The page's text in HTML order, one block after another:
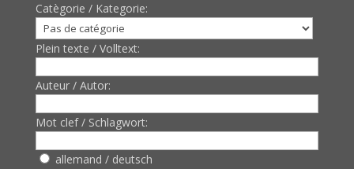
Catègorie / Kategorie:
Plein texte / Volltext:
Auteur / Autor:
Mot clef / Schlagwort:
allemand / deutsch